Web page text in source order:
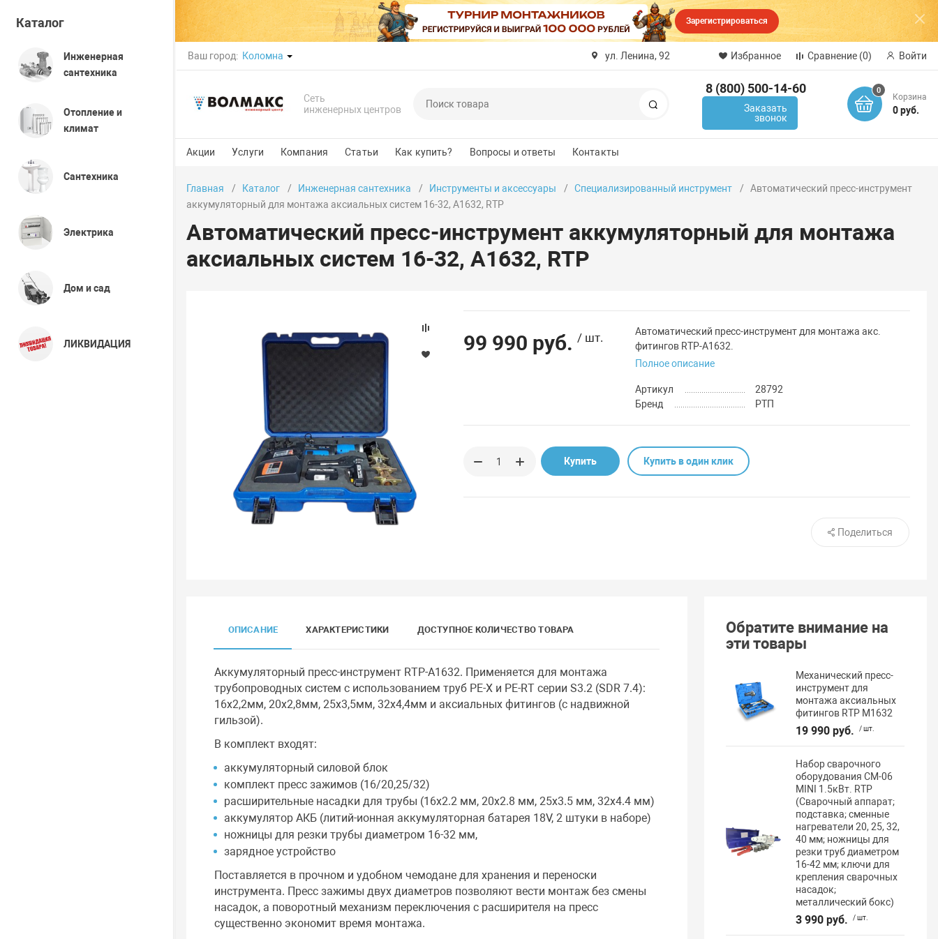
Зарегистрироваться
Ваш город: Коломна ул. Ленина, 92 Избранное Сравнение (0) Войти
Сеть
инженерных центров
8 (800) 500-14-60
Заказать
звонок
0
Корзина
0 руб.
Акции Услуги Компания Статьи Как купить? Вопросы и ответы Контакты
Каталог
Инженерная
сантехника
Отопление и
климат
Сантехника
Электрика
Дом и сад
ЛИКВИДАЦИЯ
Главная Каталог Инженерная сантехника Инструменты и аксессуары Специализированный инструмент
Автоматический пресс-инструмент
аккумуляторный для монтажа аксиальных систем 16-32, А1632, RTP
Автоматический пресс-инструмент аккумуляторный для монтажа
аксиальных систем 16-32, А1632, RTP
99 990 руб. / шт.
Автоматический пресс-инструмент для монтажа акс.
фитингов RTP-A1632.
Полное описание
Артикул
28792
Бренд
РТП
Купить Купить в один клик
Поделиться
ОПИСАНИЕ ХАРАКТЕРИСТИКИ ДОСТУПНОЕ КОЛИЧЕСТВО ТОВАРА
Аккумуляторный пресс-инструмент RTP-A1632. Применяется для монтажа
трубопроводных систем с использованием труб PE-X и PE-RT серии S3.2 (SDR 7.4):
16х2,2мм, 20х2,8мм, 25х3,5мм, 32х4,4мм и аксиальных фитингов (с надвижной
гильзой).
В комплект входят:
аккумуляторный силовой блок
комплект пресс зажимов (16/20,25/32)
расширительные насадки для трубы (16х2.2 мм, 20х2.8 мм, 25х3.5 мм, 32х4.4 мм)
аккумулятор АКБ (литий-ионная аккумуляторная батарея 18V, 2 штуки в наборе)
ножницы для резки трубы диаметром 16-32 мм,
зарядное устройство
Поставляется в прочном и удобном чемодане для хранения и переноски
инструмента. Пресс зажимы двух диаметров позволяют вести монтаж без смены
насадок, а поворотный механизм переключения с расширителя на пресс
существенно экономит время монтажа.
Обратите внимание на
эти товары
Механический пресс-
инструмент для
монтажа аксиальных
фитингов RTP M1632
19 990 руб. / шт.
Набор сварочного
оборудования CM-06
MINI 1.5кВт. RTP
(Сварочный аппарат;
подставка; сменные
нагреватели 20, 25, 32,
40 мм; ножницы для
резки труб диаметром
16-42 мм; ключи для
крепления сварочных
насадок;
металлический бокс)
3 990 руб. / шт.